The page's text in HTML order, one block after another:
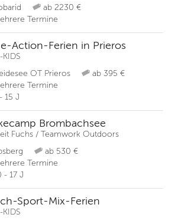
ab 2230 €
Termine
Action-Ferien in Prieros
KIDS
OT Prieros
ab 395 €
Termine
15 J
Brombachsee
Fuchs / Teamwork Outdoors
ab 530 €
Termine
- 17 J
Sport-Mix-Ferien
KIDS